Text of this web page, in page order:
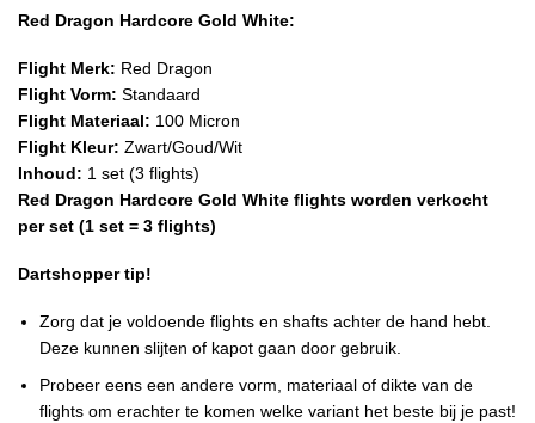
Red Dragon Hardcore Gold White:
Flight Merk: Red Dragon
Flight Vorm: Standaard
Flight Materiaal: 100 Micron
Flight Kleur: Zwart/Goud/Wit
Inhoud: 1 set (3 flights)
Red Dragon Hardcore Gold White flights worden verkocht
per set (1 set = 3 flights)
Dartshopper tip!
Zorg dat je voldoende flights en shafts achter de hand hebt.
Deze kunnen slijten of kapot gaan door gebruik.
Probeer eens een andere vorm, materiaal of dikte van de
flights om erachter te komen welke variant het beste bij je past!